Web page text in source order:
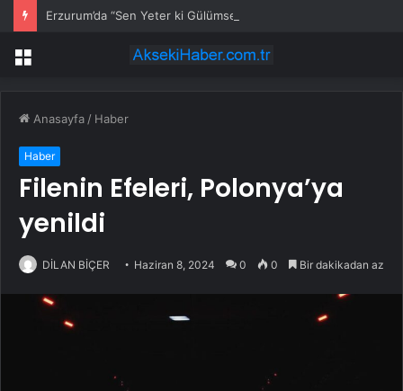
Erzurum’da “Sen Yeter ki Gülümse” farkındalığı
Menü
Anasayfa / Haber
Haber
Filenin Efeleri, Polonya’ya
yenildi
DİLAN BİÇER Haziran 8, 2024 0 0 Bir dakikadan az